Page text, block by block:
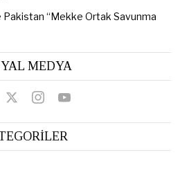
Pakistan “Mekke Ortak Savunma
MEDYA